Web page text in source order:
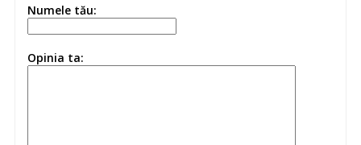
Numele tău:
Opinia ta: